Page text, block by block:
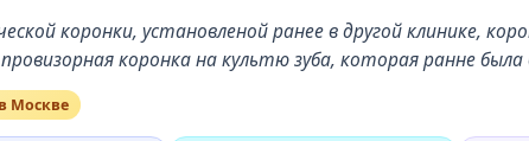
коронки, установленой ранее в другой клинике,
коронка на культю зуба, которая ранне
Москве